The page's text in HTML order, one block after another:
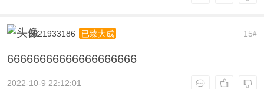
15#
3021933186 已臻大成
66666666666666666666
2022-10-9 22:12:01